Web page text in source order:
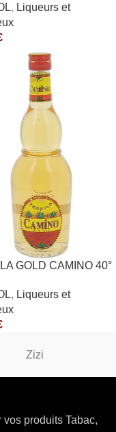
, Liqueurs et
GOLD CAMINO 40°
, Liqueurs et
Zizi
produits Tabac,